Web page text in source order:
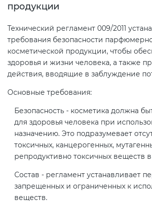
продукции
Технический регламент 009/2011
требования безопасности
косметической продукции, чтобы
здоровья и жизни человека, а также
действия, вводящие в заблуждение
Основные требования:
Безопасность - косметика должна
для здоровья человека при
назначению. Это подразумевает
токсичных, канцерогенных,
репродуктивно токсичных веществ в
Состав - регламент устанавливает
запрещенных и ограниченных к
веществ.